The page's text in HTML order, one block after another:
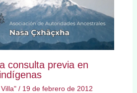
consulta previa en
/ 19 de febrero de 2012